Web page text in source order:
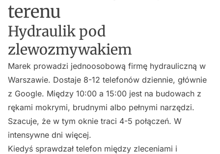
terenu
Hydraulik pod
zlewozmywakiem
Marek prowadzi jednoosobową firmę hydrauliczną w
Warszawie. Dostaje 8-12 telefonów dziennie, głównie
z Google. Między 10:00 a 15:00 jest na budowach z
rękami mokrymi, brudnymi albo pełnymi narzędzi.
Szacuje, że w tym oknie traci 4-5 połączeń. W
intensywne dni więcej.
Kiedyś sprawdzał telefon między zleceniami i